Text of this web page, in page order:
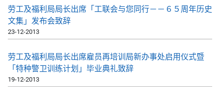
劳工及福利局局长出席「工联会与您同行－－６５周年历史
文集」发布会致辞
23-12-2013
劳工及福利局局长出席雇员再培训局新办事处启用仪式暨
「特种警卫训练计划」毕业典礼致辞
19-12-2013